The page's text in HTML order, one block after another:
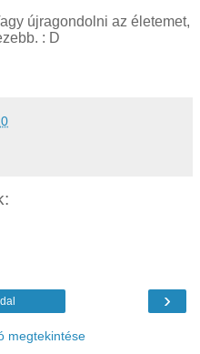
újragondolni az életemet,
: D
›
megtekintése